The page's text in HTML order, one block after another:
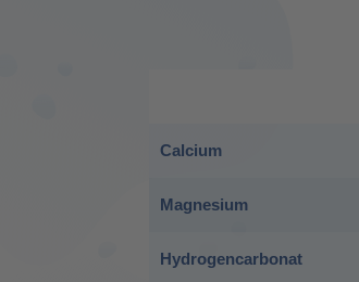
Calcium
Magnesium
Hydrogencarbonat